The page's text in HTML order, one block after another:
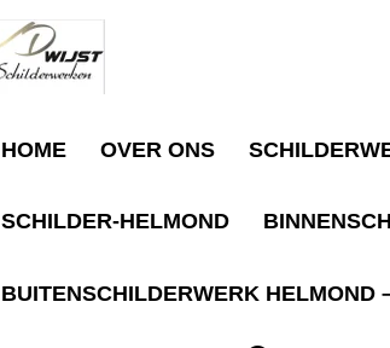
HOME OVER ONS
SCHILDER-HELMOND
BUITENSCHILDERWERK HELMOND